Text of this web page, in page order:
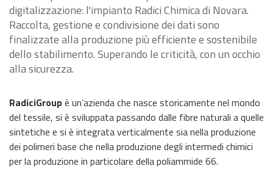
digitalizzazione: l'impianto Radici Chimica di Novara.
Raccolta, gestione e condivisione dei dati sono
finalizzate alla produzione più efficiente e sostenibile
dello stabilimento. Superando le criticità, con un occhio
alla sicurezza.
RadiciGroupè un’azienda che nasce storicamente nel mondo
del tessile, si è sviluppata passando dalle fibre naturali a quelle
sintetiche e si è integrata verticalmente sia nella produzione
dei polimeri base che nella produzione degli intermedi chimici
per la produzione in particolare della poliammide 66.